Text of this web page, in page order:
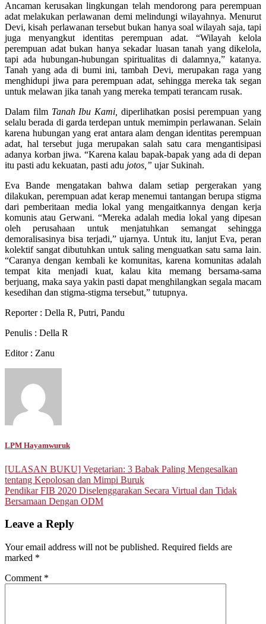
Ancaman kerusakan lingkungan telah mendorong para perempuan
adat melakukan perlawanan demi melindungi wilayahnya. Menurut
Devi, kisah perlawanan tersebut bukan hanya soal wilayah saja, tapi
juga menyangkut identitas perempuan adat. “Wilayah kelola
perempuan adat bukan hanya sekadar luasan tanah yang dikelola,
tapi ada hubungan-hubungan spiritualitas di dalamnya,” katanya.
Tanah yang ada di bumi ini, tambah Devi, merupakan raga yang
menghidupi jiwa para perempuan adat, sehingga mereka tak segan
untuk melawan jika tanah yang mereka tempati terancam rusak.
Dalam film Tanah Ibu Kami, diperlihatkan posisi perempuan yang
selalu berada di garda terdepan untuk memimpin perlawanan. Selain
karena hubungan yang erat antara alam dengan identitas perempuan
adat, hal tersebut juga merupakan salah satu cara mengantisipasi
adanya korban jiwa. “Karena kalau bapak-bapak yang ada di depan
itu pasti adu kekuatan, pasti adu jotos,” ujar Sukinah.
Eva Bande mengatakan bahwa dalam setiap pergerakan yang
dilakukan, perempuan adat kerap menemui tantangan berupa stigma
dari pemberitaan media lokal yang mengaitkannya dengan kerja
komunis atau Gerwani. “Mereka adalah media lokal yang dipesan
oleh perusahaan untuk menjatuhkan semangat sehingga
demoralisasinya bisa terjadi,” ujarnya. Untuk itu, lanjut Eva, peran
kolektif sangat dibutuhkan untuk saling menguatkan satu sama lain.
“Caranya dengan kembali ke komunitas, karena komunitas adalah
tempat kita menjadi kuat, kalau kita memang bersama-sama
berjuang, maka saya yakin pasti dapat menghilangkan segala macam
kesedihan dan stigma-stigma tersebut,” tutupnya.
Reporter : Della R, Putri, Pandu
Penulis : Della R
Editor : Zanu
LPM Hayamwuruk
Post
navigation
[ULASAN BUKU] Vegetarian: 3 Babak Paling Mengesalkan
tentang Kepolosan dan Mimpi Buruk
Pendikar FIB 2020 Diselenggarakan Secara Virtual dan Tidak
Bersamaan Dengan ODM
Leave a Reply
Your email address will not be published. Required fields are
marked *
Comment *